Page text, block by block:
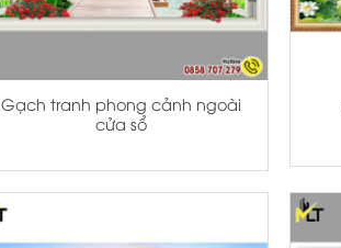
Gạch tranh phong cảnh ngoài
cửa sổ